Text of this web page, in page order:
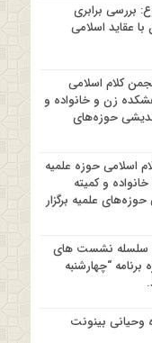
بررسی برابری
با عقاید اسلامی
کلام اسلامی
زن و خانواده و
حوزه‌های
اسلامی حوزه علمیه
و کمیته
علمیه برگزار
سلسله نشست های
“چهارشنبه
وحیانی بینونت